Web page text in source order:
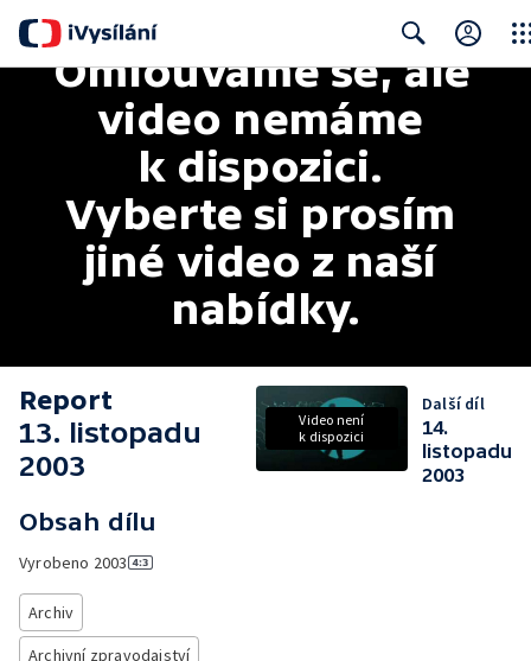
Search
Omlouváme se, ale
video nemáme
k dispozici.
Vyberte si prosím
jiné video z naší
nabídky.
Report
13. listopadu
2003
Obsah dílu
Vyrobeno 2003
Archiv
Archivní zpravodajství
Video není
k dispozici
Další díl
14.
listopadu
2003